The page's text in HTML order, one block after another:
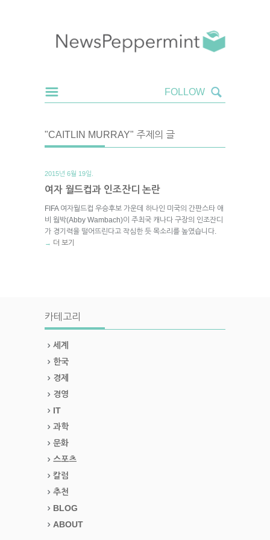
"CAITLIN MURRAY" 주제의 글
2015년 6월 19일.
여자 월드컵과 인조잔디 논란
FIFA 여자월드컵 우승후보 가운데 하나인 미국의 간판스타 애
비 웜박(Abby Wambach)이 주최국 캐나다 구장의 인조잔디
가 경기력을 떨어뜨린다고 작심한 듯 목소리를 높였습니다.
→ 더 보기
카테고리
세계
한국
경제
경영
IT
과학
문화
스포츠
칼럼
추천
BLOG
ABOUT